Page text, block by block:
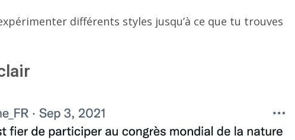
différents styles jusqu’à ce que tu trouves